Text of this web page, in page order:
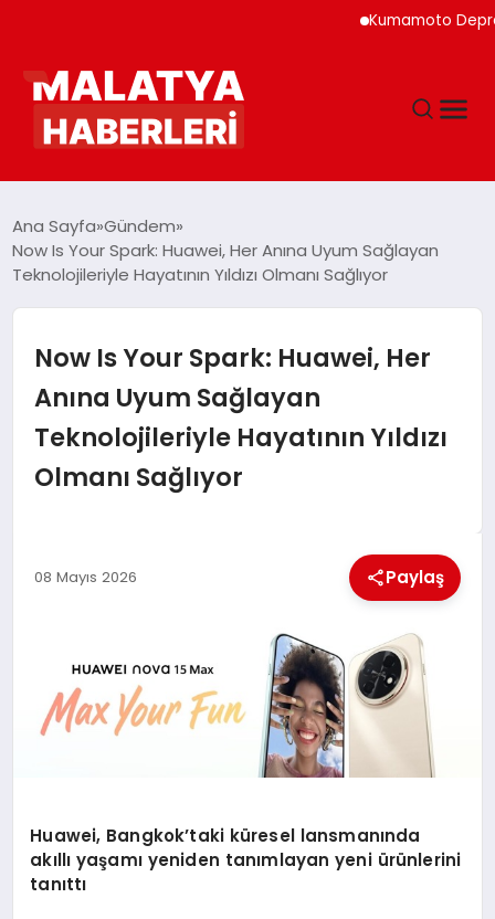
Kumamoto
GÜNDEM
DÜNYA
EĞITIM
EKONOMI
SIYASET
SPOR
Ana Sayfa Gündem
Now Is Your Spark: Huawei, Her Anına Uyum Sağlayan
Teknolojileriyle Hayatının Yıldızı Olmanı Sağlıyor
Now Is Your Spark: Huawei, Her
Anına Uyum Sağlayan
Teknolojileriyle Hayatının Yıldızı
Olmanı Sağlıyor
08 Mayıs 2026 Paylaş
Huawei, Bangkok’taki küresel lansmanında
akıllı yaşamı yeniden tanımlayan yeni ürünlerini
tanıttı